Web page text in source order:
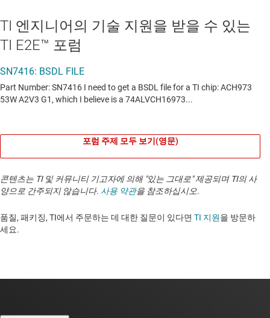
TI 엔지니어의 기술 지원을 받을 수 있는
TI E2E™ 포럼
포럼 주제 모두 보기(영문)
콘텐츠는 TI 및 커뮤니티 기고자에 의해 "있는 그대로" 제공되며 TI의 사
양으로 간주되지 않습니다. 사용 약관을 참조하십시오.
품질, 패키징, TI에서 주문하는 데 대한 질문이 있다면 TI 지원을 방문하
세요. ​​​​​​​​​​​​​​